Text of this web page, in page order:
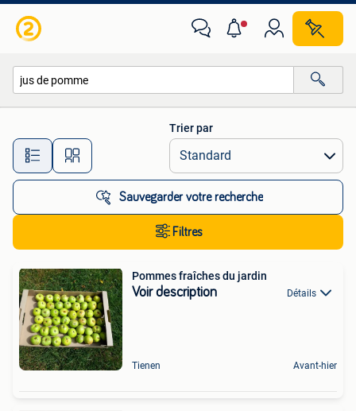
Toutes les distances…
Trier par
Sauvegarder votre recherche
Filtres
Pommes fraîches du jardin
Voir description Détails
Tienen Avant-hier